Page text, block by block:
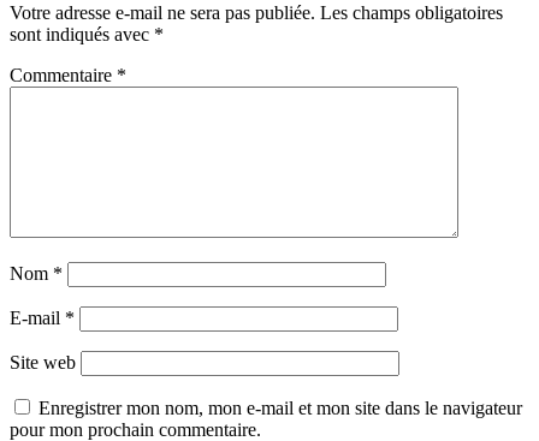
Votre adresse e-mail ne sera pas publiée. Les champs obligatoires
sont indiqués avec *
Commentaire *
Nom *
E-mail *
Site web
Enregistrer mon nom, mon e-mail et mon site dans le navigateur
pour mon prochain commentaire.